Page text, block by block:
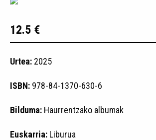
12.5 €
Urtea: 2025
ISBN: 978-84-1370-630-6
Bilduma: Haurrentzako albumak
Euskarria: Liburua